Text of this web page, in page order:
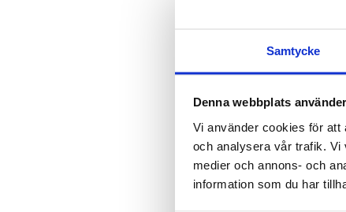
Samtycke
Denna webbplats
Vi använder cookies för att
och analysera vår trafik. Vi
medier och annons- och
information som du har
är mer eller mindre
Ultra-
för
Lightweight–